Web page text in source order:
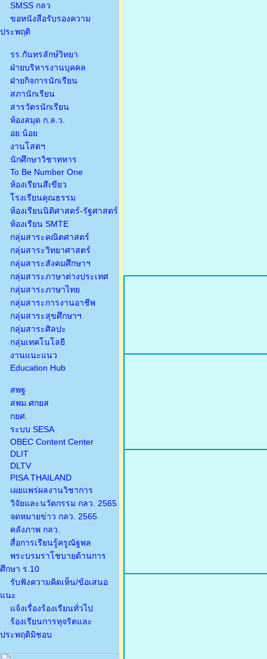
SMSS กลว
ขอหนังสือรับรองความ
ประพฤติ
รร.กันทรลักษ์วิทยา
ฝ่ายบริหารงานบุคคล
ฝ่ายกิจการนักเรียน
สภานักเรียน
สารวัตรนักเรียน
ห้องสมุด ก.ล.ว.
อย.น้อย
งานโสตฯ
นักศึกษาวิชาทหาร
To Be Number One
ห้องเรียนสีเขียว
โรงเรียนคุณธรรม
ห้องเรียนนิติศาสตร์-รัฐศาสตร์
ห้องเรียน SMTE
กลุ่มสาระคณิตศาสตร์
กลุ่มสาระวิทยาศาสตร์
กลุ่มสาระสังคมศึกษาฯ
กลุ่มสาระภาษาต่างประเทศ
กลุ่มสาระภาษาไทย
กลุ่มสาระการงานอาชีพ
กลุ่มสาระสุขศึกษาฯ
กลุ่มสาระศิลปะ
กลุ่มเทคโนโลยี
งานแนะแนว
Education Hub
สพฐ
สพม.ศกยส
กยศ.
ระบบ SESA
OBEC Content Center
DLIT
DLTV
PISA THAILAND
เผยแพร่ผลงานวิชาการ
วิจัยและนวัตกรรม กลว. 2565
จดหมายข่าว กลว. 2565
คลังภาพ กลว.
สื่อการเรียนรู้ครูณัฐพล
พระบรมราโชบายด้านการ
ศึกษา ร.10
รับฟังความคิดเห็น/ข้อเสนอ
แนะ
แจ้งเรื่องร้องเรียนทั่วไป
ร้องเรียนการทุจริตและ
ประพฤติมิชอบ